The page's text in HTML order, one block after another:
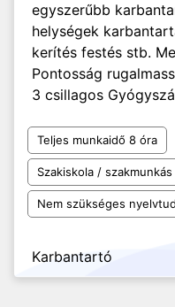
egyszerűbb
helységek
kerítés festés stb.
Pontosság
3 csillagos
Teljes munkaidő 8 óra
Szakiskola /
Nem szükséges
Karbantartó